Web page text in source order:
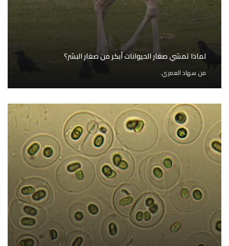
لماذا تمشي صغار الحيوانات أبكر من صغار البشر؟
من سهاد العمري.